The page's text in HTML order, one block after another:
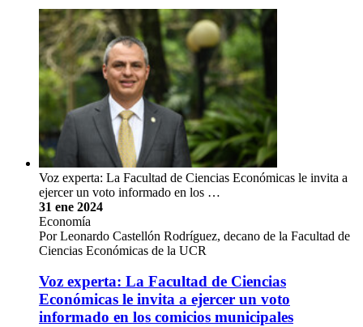
Voz experta: La Facultad de Ciencias Económicas le invita a
ejercer un voto informado en los …
31 ene 2024
Economía
Por Leonardo Castellón Rodríguez, decano de la Facultad de
Ciencias Económicas de la UCR
Voz experta: La Facultad de Ciencias
Económicas le invita a ejercer un voto
informado en los comicios municipales